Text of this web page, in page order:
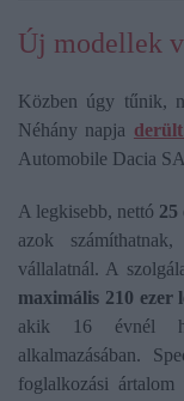
Új modellek
Közben úgy tűnik,
Néhány napja
Automobile Dacia
A legkisebb, nettó 25
azok
vállalatnál. A
maximális 210
akik 16 évnél
alkalmazásában.
foglalkozási ártalom